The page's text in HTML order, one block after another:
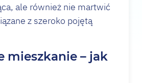
ale również nie martwić
z szeroko pojętą
mieszkanie – jak